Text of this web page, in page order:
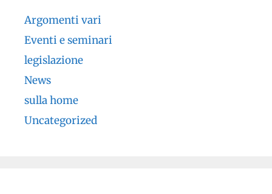
Argomenti vari
Eventi e seminari
legislazione
News
sulla home
Uncategorized